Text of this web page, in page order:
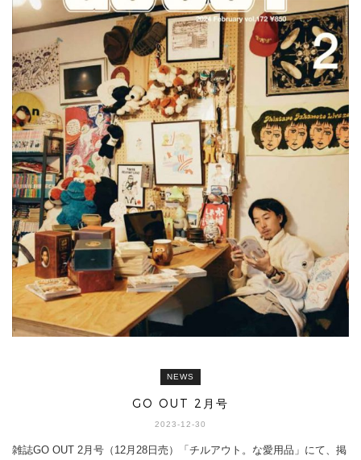
NEWS
GO OUT 2月号
2023-12-30
雑誌GO OUT 2月号（12月28日売）「チルアウト。な愛用品」にて、掲